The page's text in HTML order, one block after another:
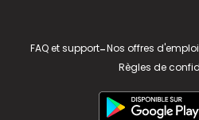
FAQ et support-Nos offres d'emploi
Règles de